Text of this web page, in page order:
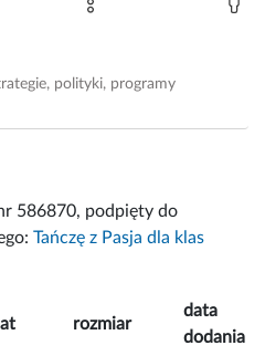
polityki, programy
586870, podpięty do
Tańczę z Pasja dla klas
rozmiar
data
dodania